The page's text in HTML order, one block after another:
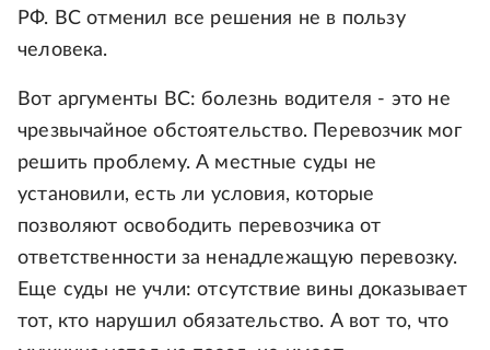
РФ. ВС отменил все решения не в пользу
человека.
Вот аргументы ВС: болезнь водителя - это не
чрезвычайное обстоятельство. Перевозчик мог
решить проблему. А местные суды не
установили, есть ли условия, которые
позволяют освободить перевозчика от
ответственности за ненадлежащую перевозку.
Еще суды не учли: отсутствие вины доказывает
тот, кто нарушил обязательство. А вот то, что